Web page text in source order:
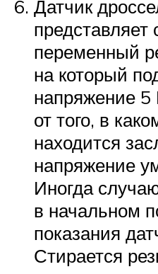
Датчик
представляет
переменный
на который
напряжение 5
от того, в
находится
напряжение
Иногда
в начальном
показания
Стирается